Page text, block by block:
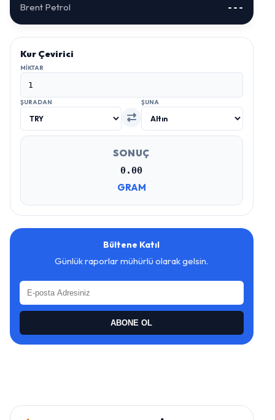
Brent Petrol ---
Kur Çevirici
MIKTAR
ŞURADAN ŞUNA
SONUÇ
0.00
GRAM
Bültene Katıl
Günlük raporlar mühürlü olarak gelsin.
ABONE OL